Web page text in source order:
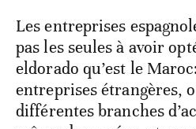
Les entreprises
pas les seules à avoir
eldorado qu’est le
entreprises étrangères,
différentes branches